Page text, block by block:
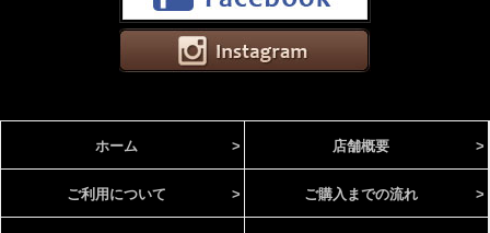
ホーム > 店舗概要 >
ご利用について > ご購入までの流れ >